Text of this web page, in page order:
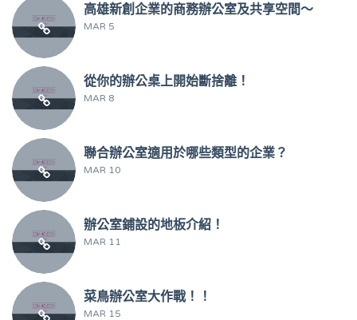
高雄新創企業的商務辦公室及共享空間～
MAR 5
從你的辦公桌上開始斷捨離！
MAR 8
聯合辦公室適用於哪些類型的企業？
MAR 10
辦公室鋪設的地板介紹！
MAR 11
菜鳥辦公室大作戰！！
MAR 15